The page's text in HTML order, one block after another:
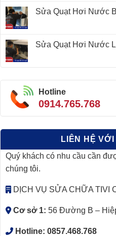
Sửa Quạt Hơi Nước
Sửa Quạt Hơi Nước
Hotline
0914.765.768
LIÊN HỆ VỚI
Quý khách có nhu cầu cần
chúng tôi.
DỊCH VỤ SỬA CHỮA TIVI
Cơ sở 1: 56 Đường B –
Hotline: 0857.468.768